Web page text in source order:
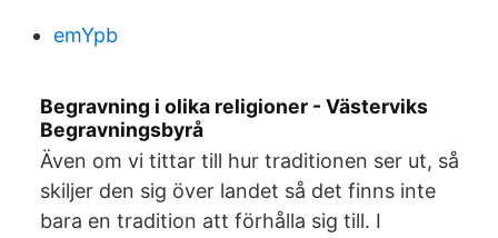
emYpb
Begravning i olika religioner - Västerviks
Begravningsbyrå
Även om vi tittar till hur traditionen ser ut, så
skiljer den sig över landet så det finns inte
bara en tradition att förhålla sig till. I